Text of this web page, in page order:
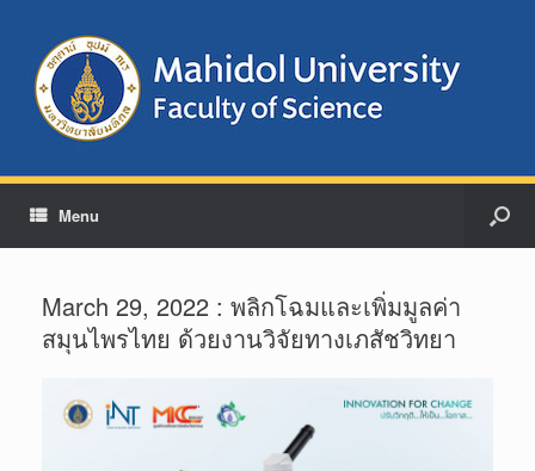
Menu
March 29, 2022 : พลิกโฉมและเพิ่มมูลค่า
สมุนไพรไทย ด้วยงานวิจัยทางเภสัชวิทยา